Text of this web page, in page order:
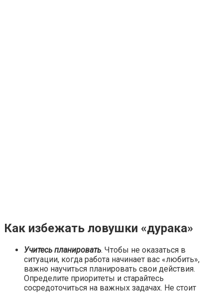
Как избежать ловушки «дурака»
Учитесь планировать. Чтобы не оказаться в
ситуации, когда работа начинает вас «любить»,
важно научиться планировать свои действия.
Определите приоритеты и старайтесь
сосредоточиться на важных задачах. Не стоит